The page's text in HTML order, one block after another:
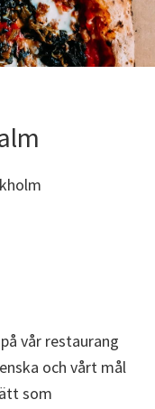
vår restaurang
och vårt mål
som